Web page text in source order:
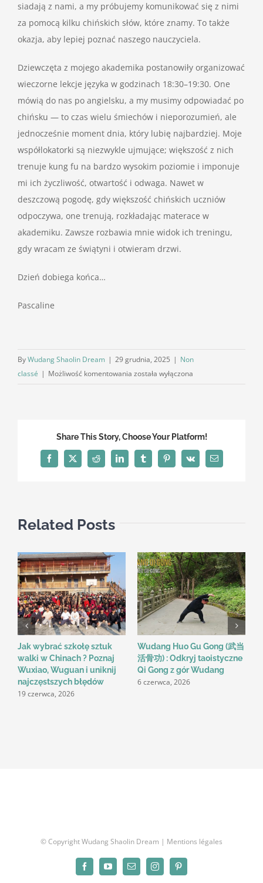
siadają z nami, a my próbujemy komunikować się z nimi
za pomocą kilku chińskich słów, które znamy. To także
okazja, aby lepiej poznać naszego nauczyciela.
Dziewczęta z mojego akademika postanowiły organizować
wieczorne lekcje języka w godzinach 18:30–19:30. One
mówią do nas po angielsku, a my musimy odpowiadać po
chińsku — to czas wielu śmiechów i nieporozumień, ale
jednocześnie moment dnia, który lubię najbardziej. Moje
współlokatorki są niezwykle ujmujące; większość z nich
trenuje kung fu na bardzo wysokim poziomie i imponuje
mi ich życzliwość, otwartość i odwaga. Nawet w
deszczową pogodę, gdy większość chińskich uczniów
odpoczywa, one trenują, rozkładając materace w
akademiku. Zawsze rozbawia mnie widok ich treningu,
gdy wracam ze świątyni i otwieram drzwi.
Dzień dobiega końca…
Pascaline
ByWudang Shaolin Dream | 29 grudnia, 2025 | Non
classé | Możliwość komentowania Dzień
została wyłączona
Share This Story, Choose Your Platform!
Facebook
X Reddit LinkedInTumblrPinterest
Vk Email
Related Posts
Jak wybrać szkołę sztuk
walki w Chinach ? Poznaj
Wuxiao, Wuguan i uniknij
najczęstszych błędów
19 czerwca, 2026
Wudang Huo Gu Gong (武当
活骨功) : Odkryj taoistyczne
Qi Gong z gór Wudang
6 czerwca, 2026
© Copyright Wudang Shaolin Dream | Mentions légales
FacebookYouTubeEmail InstagramPinterest